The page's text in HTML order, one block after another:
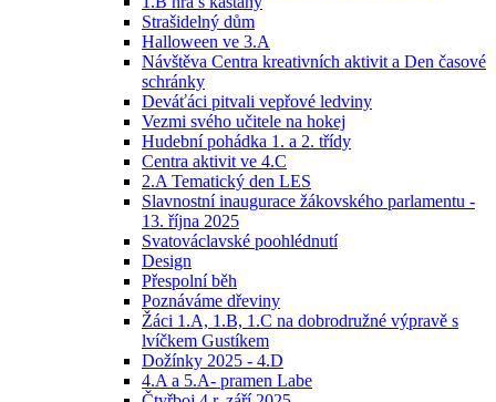
Strašidelný dům
Halloween ve 3.A
Návštěva Centra kreativních aktivit a Den časové
schránky
Deváťáci pitvali vepřové ledviny
Vezmi svého učitele na hokej
Hudební pohádka 1. a 2. třídy
Centra aktivit ve 4.C
2.A Tematický den LES
Slavnostní inaugurace žákovského parlamentu -
13. října 2025
Svatováclavské poohlédnutí
Design
Přespolní běh
Poznáváme dřeviny
Žáci 1.A, 1.B, 1.C na dobrodružné výpravě s
lvíčkem Gustíkem
Dožínky 2025 - 4.D
4.A a 5.A- pramen Labe